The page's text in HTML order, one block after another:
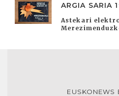
ARGIA SARIA
Astekari
EUSKONEWS